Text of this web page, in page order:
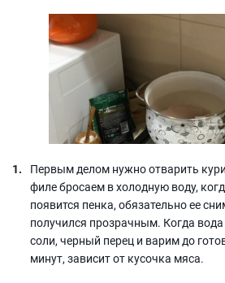
Первым делом нужно отварить
филе бросаем в холодную воду,
появится пенка, обязательно ее
получился прозрачным. Когда
соли, черный перец и варим до
минут, зависит от кусочка мяса.